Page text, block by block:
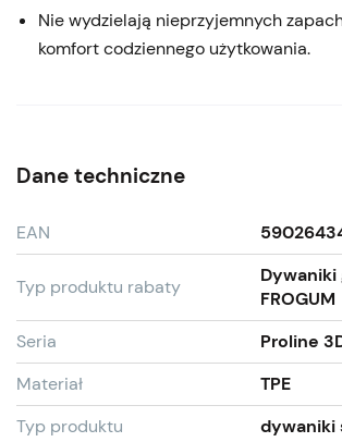
Nie wydzielają nieprzyjemnych
komfort codziennego użytkowania.
Dane techniczne
EAN
Typ produktu rabaty
Dywaniki
FROGUM
Seria
Proline
Materiał
TPE
Typ produktu
dywaniki